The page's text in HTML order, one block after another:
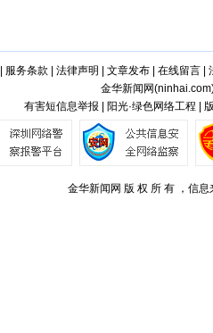
服务条款 法律声明 文章发布| 在线留言|
金华新闻网(ninhai.com
有害短信息举报 | 阳光·绿色网络工程 |
金华新闻网 版 权 所 有 ，信